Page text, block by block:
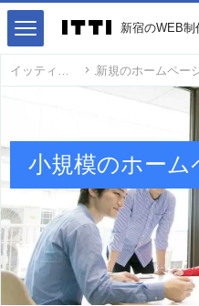
イッティ
小規模のホーム
新宿のWEB制